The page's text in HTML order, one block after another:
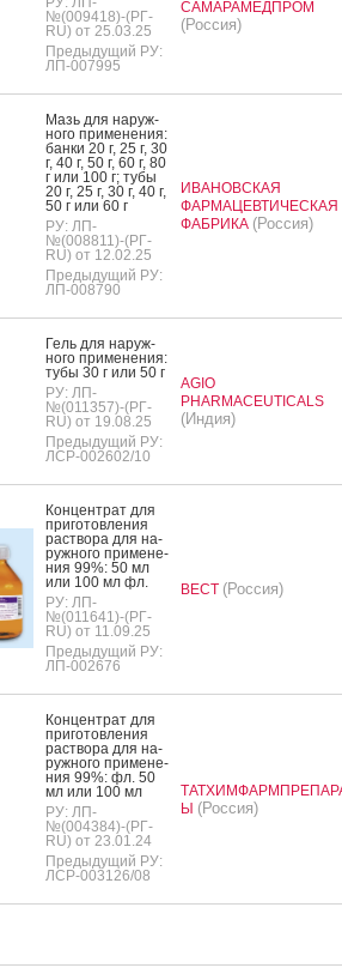
№(009418)-(РГ-
RU) от 25.03.25
Предыдущий РУ:
ЛП-007995
САМАРАМЕДПРОМ
(Россия)
Мазь для на­руж­
но­го при­мене­ния:
бан­ки 20 г, 25 г, 30
г, 40 г, 50 г, 60 г, 80
г или 100 г; ту­бы
20 г, 25 г, 30 г, 40 г,
50 г или 60 г
РУ: ЛП-
№(008811)-(РГ-
RU) от 12.02.25
Предыдущий РУ:
ЛП-008790
ИВАНОВСКАЯ
ФАРМАЦЕВТИЧЕСКАЯ
ФАБРИКА (Россия)
Гель для на­руж­
но­го при­мене­ния:
ту­бы 30 г или 50 г
РУ: ЛП-
№(011357)-(РГ-
RU) от 19.08.25
Предыдущий РУ:
ЛСР-002602/10
AGIO
PHARMACEUTICALS
(Индия)
Кон­цен­трат для
при­готов­ле­ния
рас­тво­ра для на­
руж­но­го при­мене­
ния 99%: 50 мл
или 100 мл фл.
РУ: ЛП-
№(011641)-(РГ-
RU) от 11.09.25
Предыдущий РУ:
ЛП-002676
ВЕСТ (Россия)
Кон­цен­трат для
при­готов­ле­ния
рас­тво­ра для на­
руж­но­го при­мене­
ния 99%: фл. 50
мл или 100 мл
РУ: ЛП-
№(004384)-(РГ-
RU) от 23.01.24
Предыдущий РУ:
ЛСР-003126/08
Ы (Россия)